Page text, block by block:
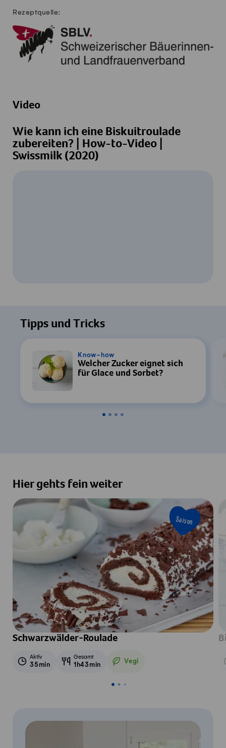
Rezeptquelle:
Video
Wie kann ich eine Biskuitroulade
zubereiten? | How-to-Video |
Swissmilk (2020)
Ihre Zustimmung zur Datenverarbeitung
durch YouTube erforderlich. Details finden
Einstellungen
Tipps und Tricks
Know-how
Welcher Zucker eignet sich
für Glace und Sorbet?
Hier gehts fein weiter
Saison
Schwarzwälder-Roulade
Aktiv
35min
Gesamt
1h43min Vegi
Vegetarisch